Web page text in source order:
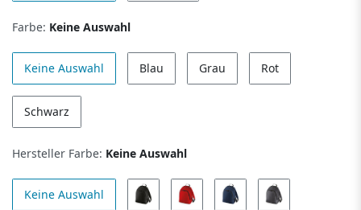
Farbe: Keine Auswahl
Keine Auswahl Blau Grau Rot
Schwarz
Hersteller Farbe: Keine Auswahl
Keine Auswahl